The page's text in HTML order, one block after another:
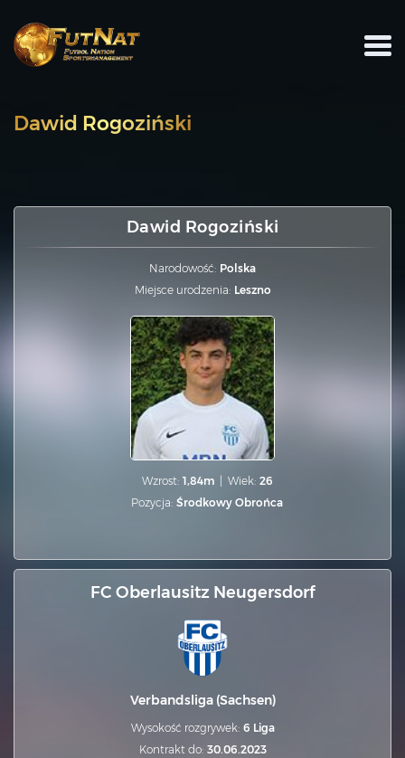
Dawid Rogoziński
Dawid Rogoziński
Narodowość: Polska
Miejsce urodzenia: Leszno
Wzrost: 1,84m | Wiek: 26
Pozycja: Środkowy Obrońca
FC Oberlausitz Neugersdorf
Verbandsliga (Sachsen)
Wysokość rozgrywek: 6 Liga
Kontrakt do: 30.06.2023